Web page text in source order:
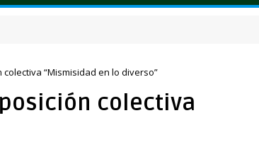
“Mismisidad en lo diverso”
colectiva